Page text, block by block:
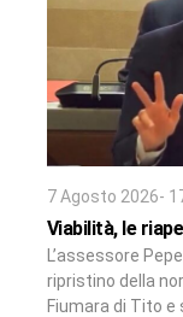
7 Agosto 2026-
Viabilità, le
L’assessore
ripristino della
Fiumara di Tito